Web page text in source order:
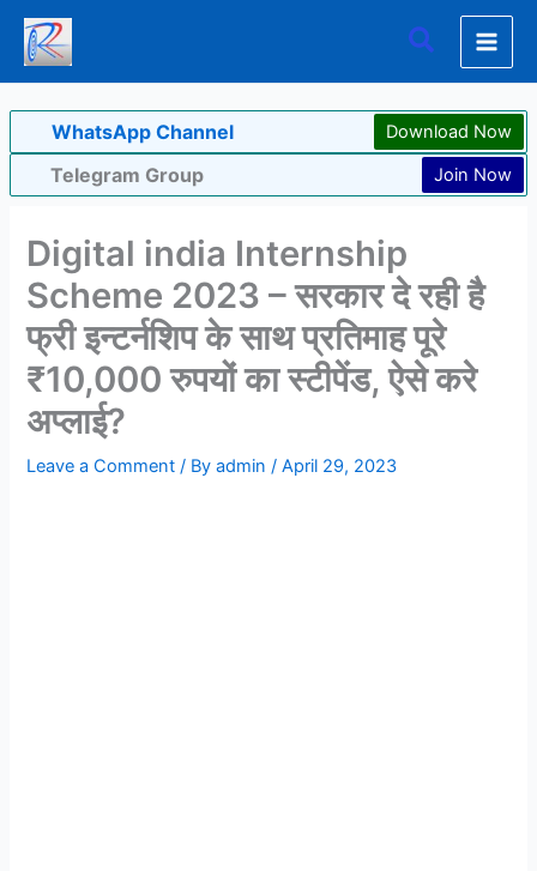
Skip
content
Search
WhatsApp Channel Download Now
Telegram Group Join Now
Digital india Internship
Scheme 2023 – सरकार दे रही है
फ्री इन्टर्नशिप के साथ प्रतिमाह पूरे
₹10,000 रुपयों का स्टीपेंड, ऐसे करे
अप्लाई?
Leave a Comment / Byadmin/April 29, 2023